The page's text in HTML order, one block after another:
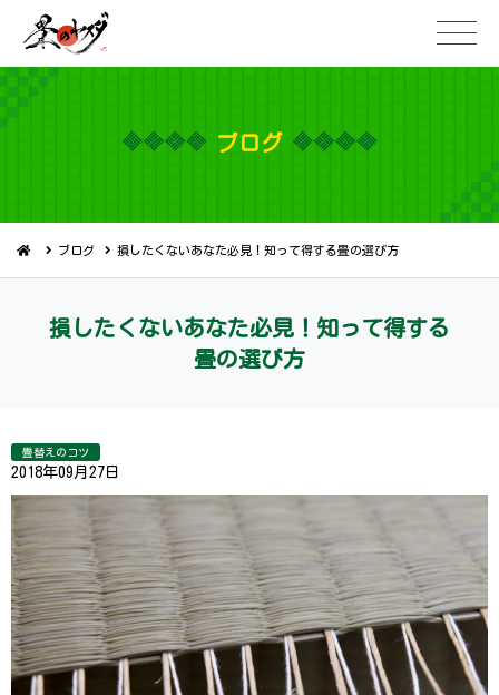
ブ ロ グ
ブログ 損したくないあなた必見！知って得する畳の選び方
損したくないあなた必見！知って得する
畳 の 選 び 方
畳替えのコツ
2018年09月27日